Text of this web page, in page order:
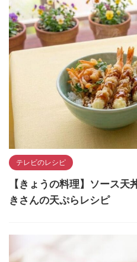
テレビのレシピ
【きょうの料理】ソース
きさんの天ぷらレシピ